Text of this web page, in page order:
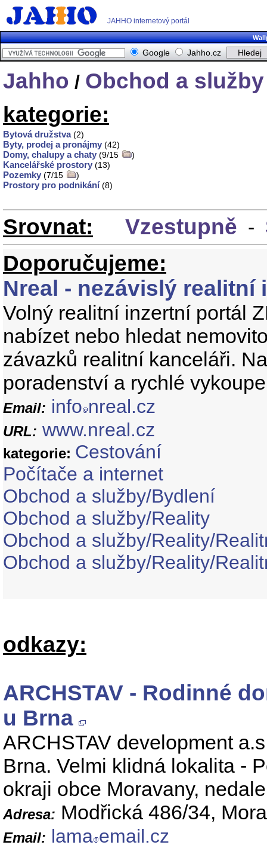
JAHHO internetový portál
Google Jahho.cz
Jahho / Obchod a služby
kategorie:
Bytová družstva(2)
Byty, prodej a pronájmy (42)
Domy, chalupy a chaty (9/15 )
Kancelářské prostory (13)
Pozemky (7/15 )
Prostory pro podnikání (8)
Srovnat: Vzestupně -
Doporučujeme:
Nreal - nezávislý realitní
Volný realitní inzertní portál
nabízet nebo hledat
závazků realitní kanceláři.
poradenství a rychlé
Email: info nreal.cz
URL: www.nreal.cz
kategorie: Cestování
Počítače a internet
Obchod a služby/Bydlení
Obchod a služby/Reality
Obchod a služby/Reality/
Obchod a služby/Reality/
odkazy:
ARCHSTAV - Rodinné
u Brna
ARCHSTAV development
Brna. Velmi klidná lokalita -
okraji obce Moravany,
Adresa: Modřická 486/34,
Email: lama email.cz